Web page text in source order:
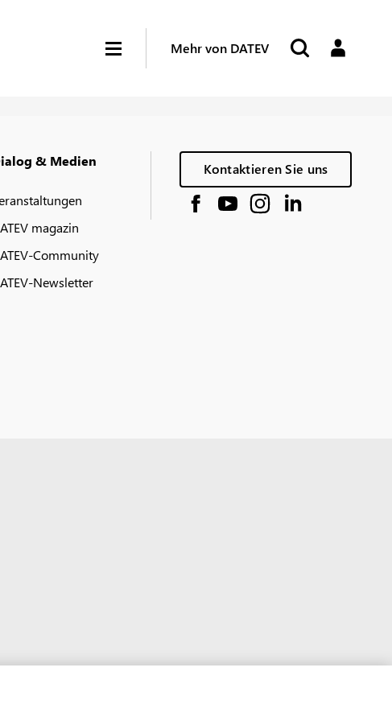
Mehr von DATEV
& Medien
magazin
Community
Newsletter
Kontaktieren Sie uns